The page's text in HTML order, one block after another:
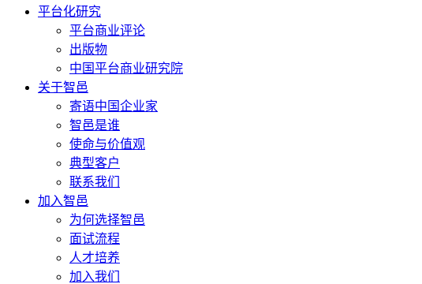
平台化研究
平台商业评论
出版物
中国平台商业研究院
关于智邑
寄语中国企业家
智邑是谁
使命与价值观
典型客户
联系我们
加入智邑
为何选择智邑
面试流程
人才培养
加入我们